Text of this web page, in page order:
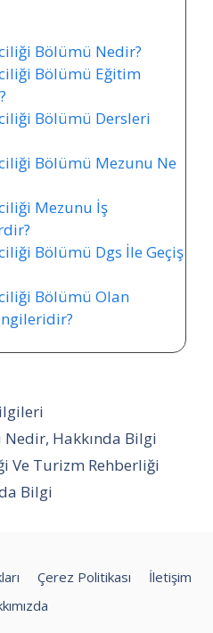
Bölümü Nedir?
Bölümü Eğitim
Bölümü Dersleri
Bölümü Mezunu Ne
Mezunu İş
Bölümü Dgs İle Geçiş
Bölümü Olan
Hakkında Bilgi
Ve Turizm Rehberliği
Bilgi
Çerez Politikası
İletişim